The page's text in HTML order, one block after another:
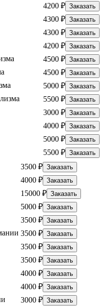
4200 ₽ Заказать
4300 ₽ Заказать
4300 ₽ Заказать
4200 ₽ Заказать
4500 ₽ Заказать
4500 ₽ Заказать
5000 ₽ Заказать
5500 ₽ Заказать
3000 ₽ Заказать
4000 ₽ Заказать
5000 ₽ Заказать
5500 ₽ Заказать
3500 ₽ Заказать
4000 ₽ Заказать
15000 ₽ Заказать
5000 ₽ Заказать
3500 ₽ Заказать
3500 ₽ Заказать
3500 ₽ Заказать
3500 ₽ Заказать
4000 ₽ Заказать
4000 ₽ Заказать
3000 ₽ Заказать